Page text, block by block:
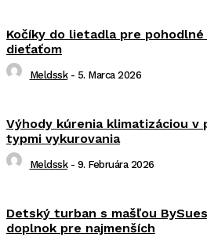
Kočíky do lietadla pre
dieťaťom
Meldssk - 5. Marca 2026
Výhody kúrenia klimatizáciou v
typmi vykurovania
Meldssk - 9. Februára 2026
Detský turban s mašľou
doplnok pre najmenších